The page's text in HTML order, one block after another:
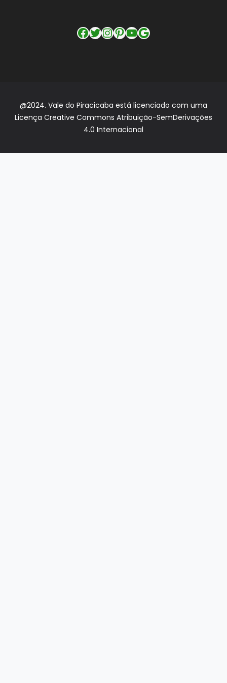
Facebook
Twitter
Instagram
Pinterest
YouTube
Google
@2024. Vale do Piracicaba está licenciado com uma
Licença Creative Commons Atribuição-SemDerivações
4.0 Internacional